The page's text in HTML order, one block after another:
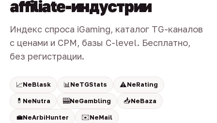
affiliate-индустрии
Индекс спроса iGaming, каталог TG-каналов
с ценами и CPM, базы C-level. Бесплатно,
без регистрации.
📈NeBlask 📊 NeTGStats ⚠️NeRating
💊 NeNutra 🎰NeGambling 📥NeBaza
💼NeArbiHunter ✉️NeMail